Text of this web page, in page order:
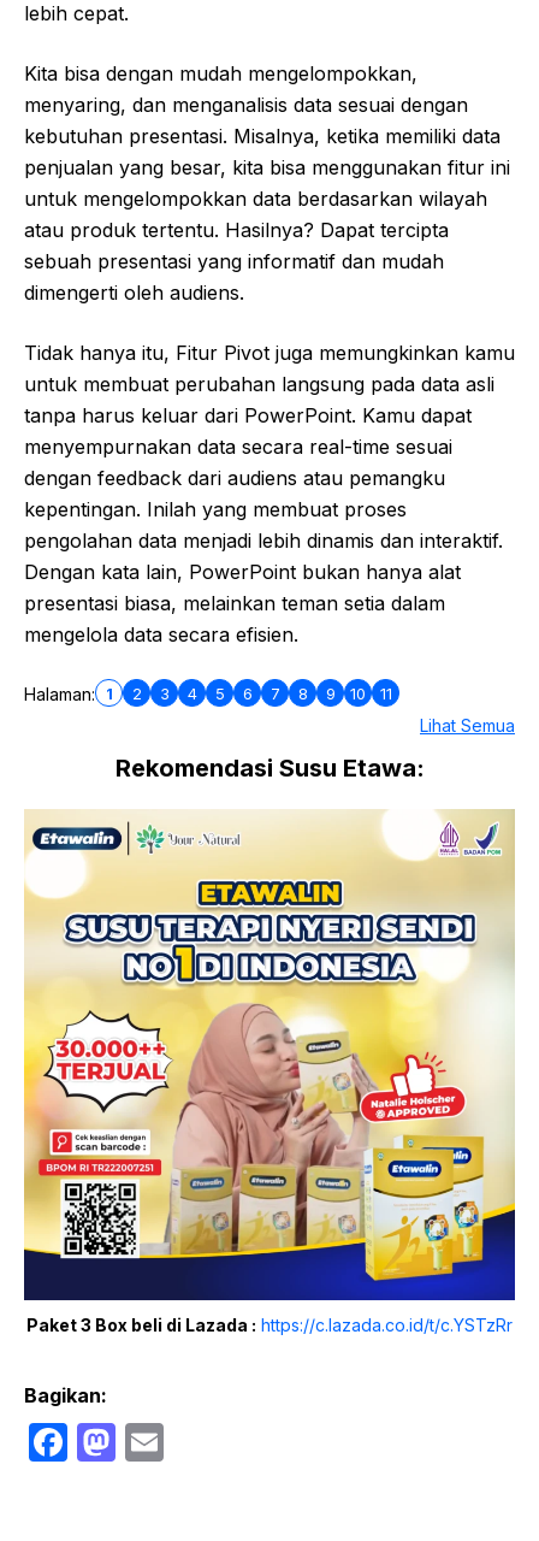
lebih cepat.
Kita bisa dengan mudah mengelompokkan,
menyaring, dan menganalisis data sesuai dengan
kebutuhan presentasi. Misalnya, ketika memiliki data
penjualan yang besar, kita bisa menggunakan fitur ini
untuk mengelompokkan data berdasarkan wilayah
atau produk tertentu. Hasilnya? Dapat tercipta
sebuah presentasi yang informatif dan mudah
dimengerti oleh audiens.
Tidak hanya itu, Fitur Pivot juga memungkinkan kamu
untuk membuat perubahan langsung pada data asli
tanpa harus keluar dari PowerPoint. Kamu dapat
menyempurnakan data secara real-time sesuai
dengan feedback dari audiens atau pemangku
kepentingan. Inilah yang membuat proses
pengolahan data menjadi lebih dinamis dan interaktif.
Dengan kata lain, PowerPoint bukan hanya alat
presentasi biasa, melainkan teman setia dalam
mengelola data secara efisien.
Halaman: 1 2 3 4 5 6 7 8 9 10 11
Lihat Semua
Rekomendasi Susu Etawa:
Paket 3 Box beli di Lazada : https://c.lazada.co.id/t/c.YSTzRr
Bagikan:
F
M